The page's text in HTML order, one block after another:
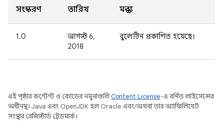
সংস্করণ তারিখ মন্তব্য
1.0
আগস্ট 6,
2018
বুলেটিন প্রকাশিত হয়েছে।
এই পৃষ্ঠার কন্টেন্ট ও কোডের নমুনাগুলিContent License-এ বর্ণিত লাইসেন্সের
অধীনস্থ। Java এবং OpenJDK হল Oracle এবং/অথবা তার অ্যাফিলিয়েট
সংস্থার রেজিস্টার্ড ট্রেডমার্ক।